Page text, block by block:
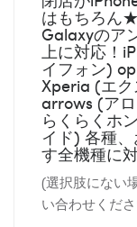
はもちろん
Galaxyのア
上に対応！
イフォン)
Xperia (エ
arrows (ア
らくらくホ
イド) 各種
す全機種に
(選択肢にない
い合わせくだ